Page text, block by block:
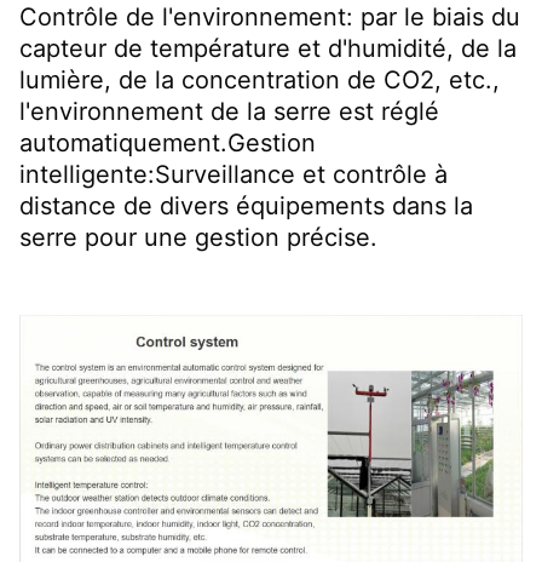
Contrôle de l'environnement: par le biais du
capteur de température et d'humidité, de la
lumière, de la concentration de CO2, etc.,
l'environnement de la serre est réglé
automatiquement.Gestion
intelligente:Surveillance et contrôle à
distance de divers équipements dans la
serre pour une gestion précise.